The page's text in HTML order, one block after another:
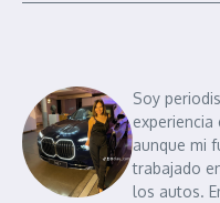
Soy
aunque mi
trabajado
los autos.